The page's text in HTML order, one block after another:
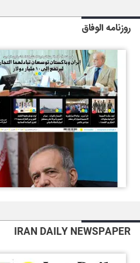
روزنامه الوفاق
IRAN DAILY NEWSPAPER